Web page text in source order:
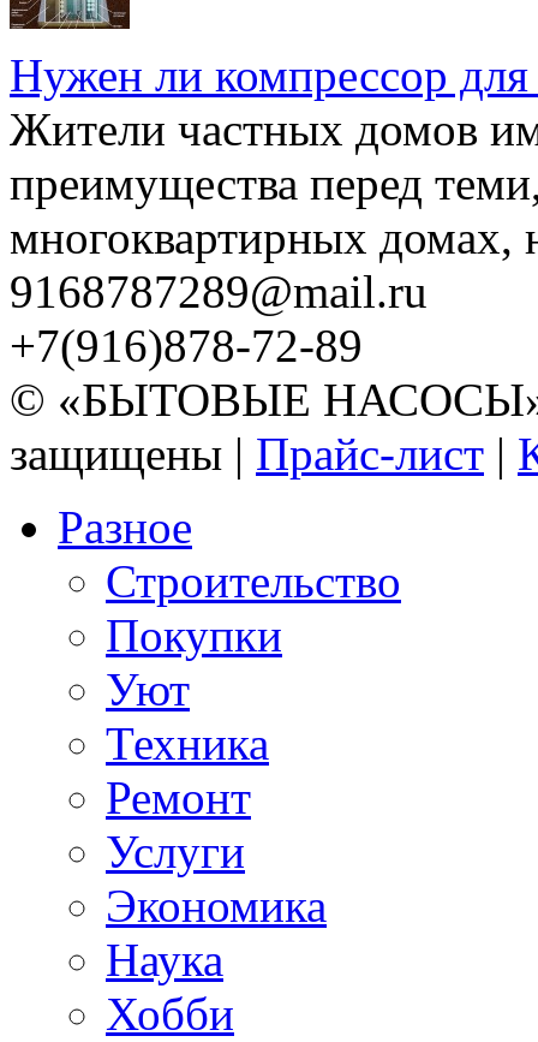
Нужен ли компрессор для
Жители частных домов
преимущества перед
многоквартирных домах,
9168787289@mail.ru
+7(916)878-72-89
© «БЫТОВЫЕ НАСОСЫ»
защищены | Прайс-лист |
Разное
Строительство
Покупки
Уют
Техника
Ремонт
Услуги
Экономика
Наука
Хобби